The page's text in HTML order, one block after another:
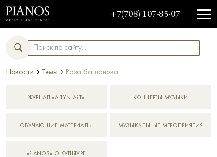
+7(708) 107-85-07
Новости › Темы › роза багланова
ЖУРНАЛ «ALTYN ART» КОНЦЕРТЫ МУЗЫКИ
ОБУЧАЮЩИЕ МАТЕРИАЛЫ МУЗЫКАЛЬНЫЕ МЕРОПРИЯТИЯ
«PIANOS» О КУЛЬТУРЕ